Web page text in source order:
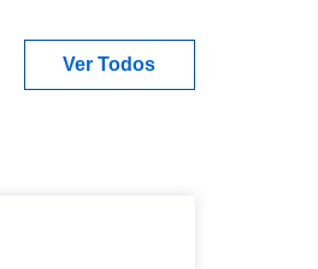
Ver Todos